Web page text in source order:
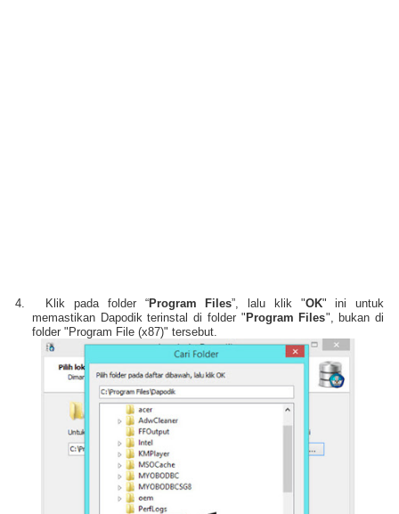
4. Klik pada folder “Program Files”, lalu klik "OK" ini untuk
memastikan Dapodik terinstal di folder " Program Files", bukan di
folder "Program File (x87)" tersebut.